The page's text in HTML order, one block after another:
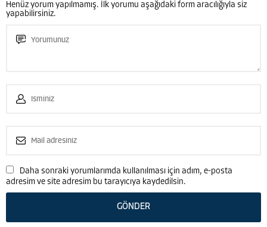
Henüz yorum yapılmamış. İlk yorumu aşağıdaki form aracılığıyla siz
yapabilirsiniz.
Daha sonraki yorumlarımda kullanılması için adım, e-posta
adresim ve site adresim bu tarayıcıya kaydedilsin.